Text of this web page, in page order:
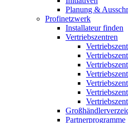
Planung &
Profinetzwerk
Installateur finden
Vertriebszentren
Partnerprogramme